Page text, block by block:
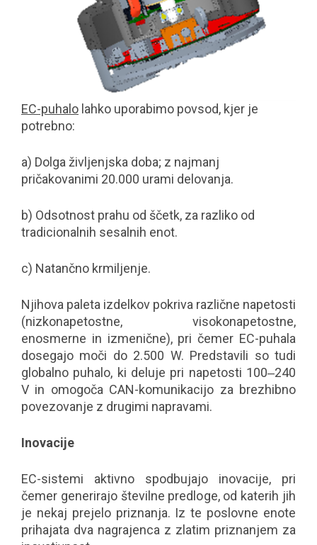
EC-puhalo lahko uporabimo povsod, kjer je
potrebno:
a) Dolga življenjska doba; z najmanj
pričakovanimi 20.000 urami delovanja.
b) Odsotnost prahu od ščetk, za razliko od
tradicionalnih sesalnih enot.
c) Natančno krmiljenje.
Njihova paleta izdelkov pokriva različne napetosti
(nizkonapetostne, visokonapetostne,
enosmerne in izmenične), pri čemer EC-puhala
dosegajo moči do 2.500 W. Predstavili so tudi
globalno puhalo, ki deluje pri napetosti 100‒240
V in omogoča CAN-komunikacijo za brezhibno
povezovanje z drugimi napravami.
Inovacije
EC-sistemi aktivno spodbujajo inovacije, pri
čemer generirajo številne predloge, od katerih jih
je nekaj prejelo priznanja. Iz te poslovne enote
prihajata dva nagrajenca z zlatim priznanjem za